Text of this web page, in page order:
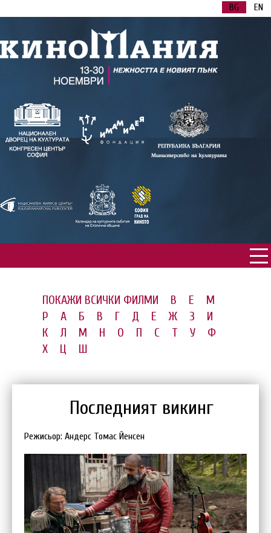
BG EN
ПОКАЖИ ВСИЧКИ ФИЛМИ B E
M
P
А Б В Г Д Е Ж З
И
К
Л М Н О П С Т У
Ф
Х
Ц Ш
Последният викинг
Режисьор: Андерс Томас Йенсен